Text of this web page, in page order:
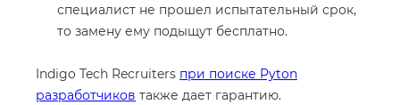
специалист не прошел испытательный срок,
то замену ему подыщут бесплатно.
Indigo Tech Recruiters при поиске Pyton
разработчиков также дает гарантию.